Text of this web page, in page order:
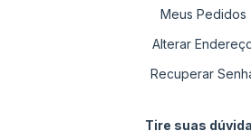
Meus Pedidos
Alterar
Recuperar
Tire suas